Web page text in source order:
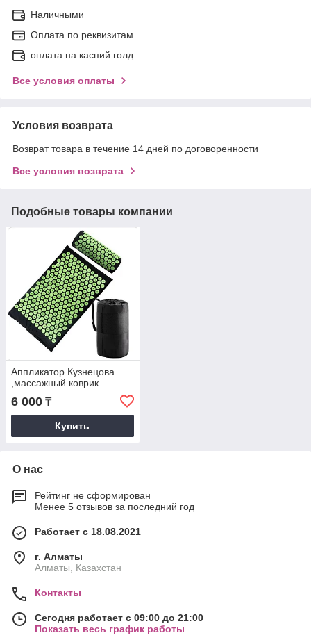
Наличными
Оплата по реквизитам
оплата на каспий голд
Все условия оплаты
Условия возврата
Возврат товара в течение 14 дней по договоренности
Все условия возврата
Подобные товары компании
Аппликатор Кузнецова
,массажный коврик
6 000 ₸
Купить
О нас
Рейтинг не сформирован
Менее 5 отзывов за последний год
Работает с 18.08.2021
г. Алматы
Алматы, Казахстан
Контакты
Сегодня работает с 09:00 до 21:00
Показать весь график работы